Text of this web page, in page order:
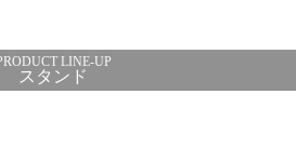
スタンド